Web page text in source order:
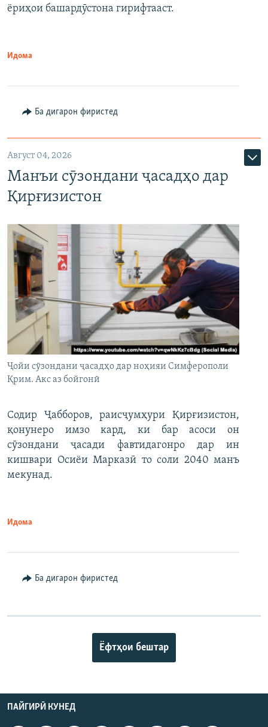
ёриҳои башардӯстона гирифтааст.
Идома
Ба дигарон фиристед
Август 04, 2026
Манъи сӯзондани ҷасадҳо дар
Қирғизистон
Ҷойи сӯзондани ҷасадҳо дар ноҳияи Симферополи
Қрим. Акс аз бойгонӣ
Содир Ҷабборов, раисҷумҳури Қирғизистон,
қонунеро имзо кард, ки бар асоси он
сӯзондани ҷасади фавтидагонро дар ин
кишвари Осиёи Марказӣ то соли 2040 манъ
мекунад.
Идома
Ба дигарон фиристед
Ёфтҳои бештар
ПАЙГИРӢ КУНЕД